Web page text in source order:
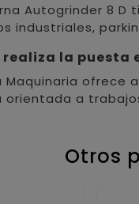
Autogrinder 8
industriales,
realiza la
Maquinaria
orientada a
Otros